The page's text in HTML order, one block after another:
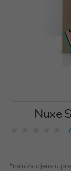
Nuxe
*najniža cijena u